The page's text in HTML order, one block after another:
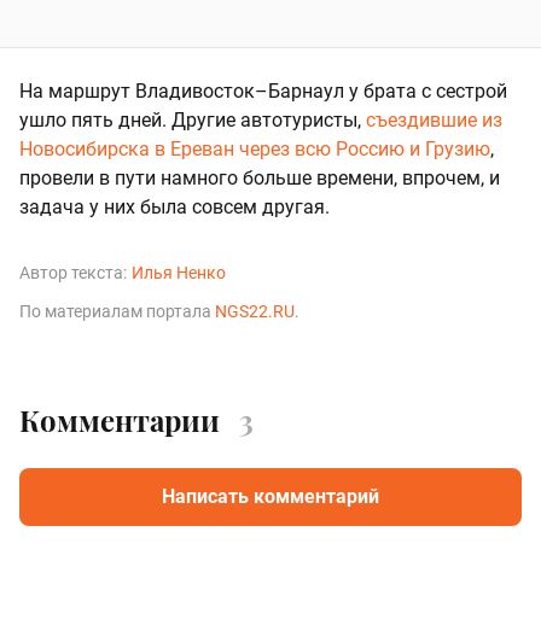
На маршрут Владивосток–Барнаул у брата с сестрой
ушло пять дней. Другие автотуристы, съездившие из
Новосибирска в Ереван через всю Россию и Грузию,
провели в пути намного больше времени, впрочем, и
задача у них была совсем другая.
Автор текста: Илья Ненко
По материалам портала NGS22.RU.
Комментарии 3
Написать комментарий